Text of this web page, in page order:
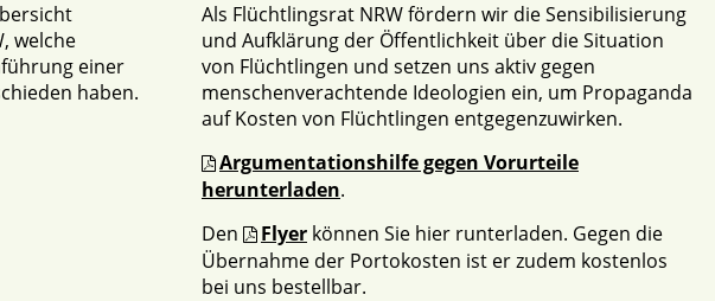
welche
einer
haben.
Als Flüchtlingsrat NRW fördern wir die Sensibilisierung
und Aufklärung der Öffentlichkeit über die Situation
von Flüchtlingen und setzen uns aktiv gegen
menschenverachtende Ideologien ein, um Propaganda
auf Kosten von Flüchtlingen entgegenzuwirken.
Argumentationshilfe gegen Vorurteile
herunterladen.
Den
Flyer können Sie hier runterladen. Gegen die
Übernahme der Portokosten ist er zudem kostenlos
bei uns bestellbar.